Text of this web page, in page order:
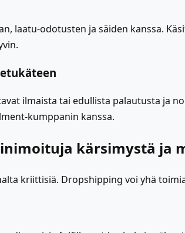
laatu-odotusten ja säiden kanssa.
ilmaista tai edullista palautusta ja
kumppanin kanssa.
kärsimystä ja
kriittisiä. Dropshipping voi yhä